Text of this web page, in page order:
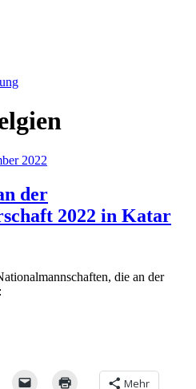
2022
der
2022 in Katar
die an der
Mehr